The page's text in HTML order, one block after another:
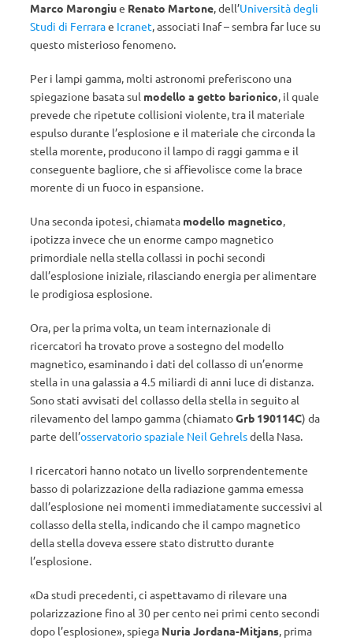
Marco Marongiue Renato Martone, dell’Università degli
Studi di Ferrarae Icranet, associati Inaf – sembra far luce su
questo misterioso fenomeno.
Per i lampi gamma, molti astronomi preferiscono una
spiegazione basata sul modello a getto barionico, il quale
prevede che ripetute collisioni violente, tra il materiale
espulso durante l’esplosione e il materiale che circonda la
stella morente, producono il lampo di raggi gamma e il
conseguente bagliore, che si affievolisce come la brace
morente di un fuoco in espansione.
Una seconda ipotesi, chiamata modello magnetico,
ipotizza invece che un enorme campo magnetico
primordiale nella stella collassi in pochi secondi
dall’esplosione iniziale, rilasciando energia per alimentare
le prodigiosa esplosione.
Ora, per la prima volta, un team internazionale di
ricercatori ha trovato prove a sostegno del modello
magnetico, esaminando i dati del collasso di un’enorme
stella in una galassia a 4.5 miliardi di anni luce di distanza.
Sono stati avvisati del collasso della stella in seguito al
rilevamento del lampo gamma (chiamatoGrb 190114C) da
parte dell’osservatorio spaziale Neil Gehrelsdella Nasa.
I ricercatori hanno notato un livello sorprendentemente
basso di polarizzazione della radiazione gamma emessa
dall’esplosione nei momenti immediatamente successivi al
collasso della stella, indicando che il campo magnetico
della stella doveva essere stato distrutto durante
l’esplosione.
«Da studi precedenti, ci aspettavamo di rilevare una
polarizzazione fino al 30 per cento nei primi cento secondi
dopo l’esplosione», spiega Nuria Jordana-Mitjans, prima